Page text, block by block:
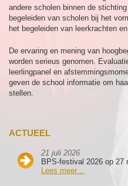
ACTUEEL
21 juli 2026
BPS-festival 2026 op 27
Lees meer…
andere scholen binnen de
begeleiden van scholen bij het
het begeleiden van leerkrachten
De ervaring en mening van
worden serieus genomen.
leerlingpanel en
geven de school informatie om
stellen.